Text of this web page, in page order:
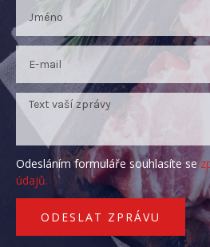
Odesláním formuláře souhlasíte se
údajů.
ODESLAT ZPRÁVU